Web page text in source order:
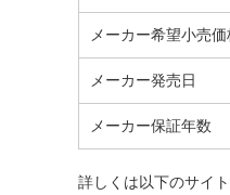
メーカー希望小売価
メーカー発売日
メーカー保証年数
詳しくは以下のサイ